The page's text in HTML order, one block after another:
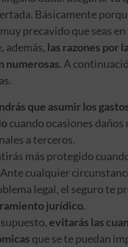
Básicamente
precavido que seas
además, las razones por
numerosas. A
que asumir los
cuando ocasiones
a terceros.
más protegido
cualquier
legal, el seguro te
jurídico.
evitarás las
que se te puedan